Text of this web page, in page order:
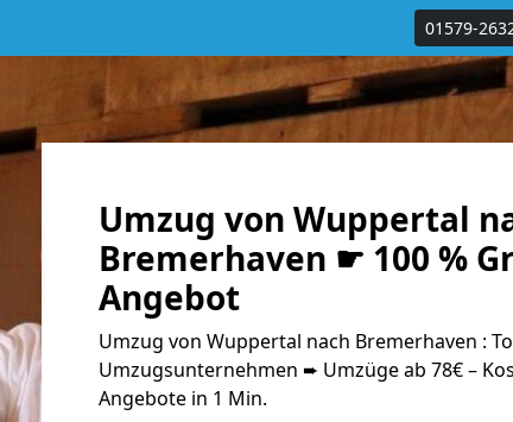
01579-
Umzug von Wuppertal
Bremerhaven ☛ 100 %
Angebot
Umzug von Wuppertal nach Bremerhaven :
Umzugsunternehmen ➨ Umzüge ab 78€ –
Angebote in 1 Min.